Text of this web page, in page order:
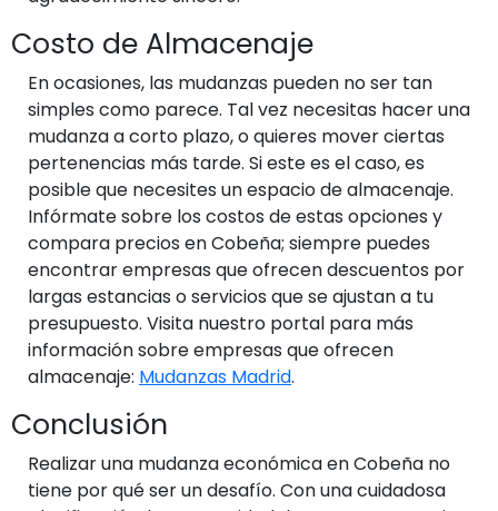
Costo de Almacenaje
En ocasiones, las mudanzas pueden no ser tan
simples como parece. Tal vez necesitas hacer una
mudanza a corto plazo, o quieres mover ciertas
pertenencias más tarde. Si este es el caso, es
posible que necesites un espacio de almacenaje.
Infórmate sobre los costos de estas opciones y
compara precios en Cobeña; siempre puedes
encontrar empresas que ofrecen descuentos por
largas estancias o servicios que se ajustan a tu
presupuesto. Visita nuestro portal para más
información sobre empresas que ofrecen
almacenaje: Mudanzas Madrid.
Conclusión
Realizar una mudanza económica en Cobeña no
tiene por qué ser un desafío. Con una cuidadosa